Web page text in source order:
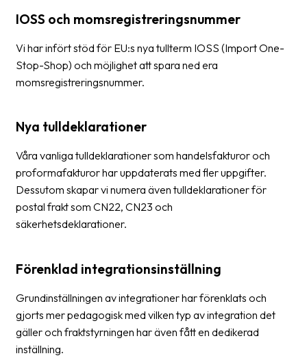
IOSS och momsregistreringsnummer
Vi har infört stöd för EU:s nya tullterm IOSS (Import One-
Stop-Shop) och möjlighet att spara ned era
momsregistreringsnummer.
Nya tulldeklarationer
Våra vanliga tulldeklarationer som handelsfakturor och
proformafakturor har uppdaterats med fler uppgifter.
Dessutom skapar vi numera även tulldeklarationer för
postal frakt som CN22, CN23 och
säkerhetsdeklarationer.
Förenklad integrationsinställning
Grundinställningen av integrationer har förenklats och
gjorts mer pedagogisk med vilken typ av integration det
gäller och fraktstyrningen har även fått en dedikerad
inställning.